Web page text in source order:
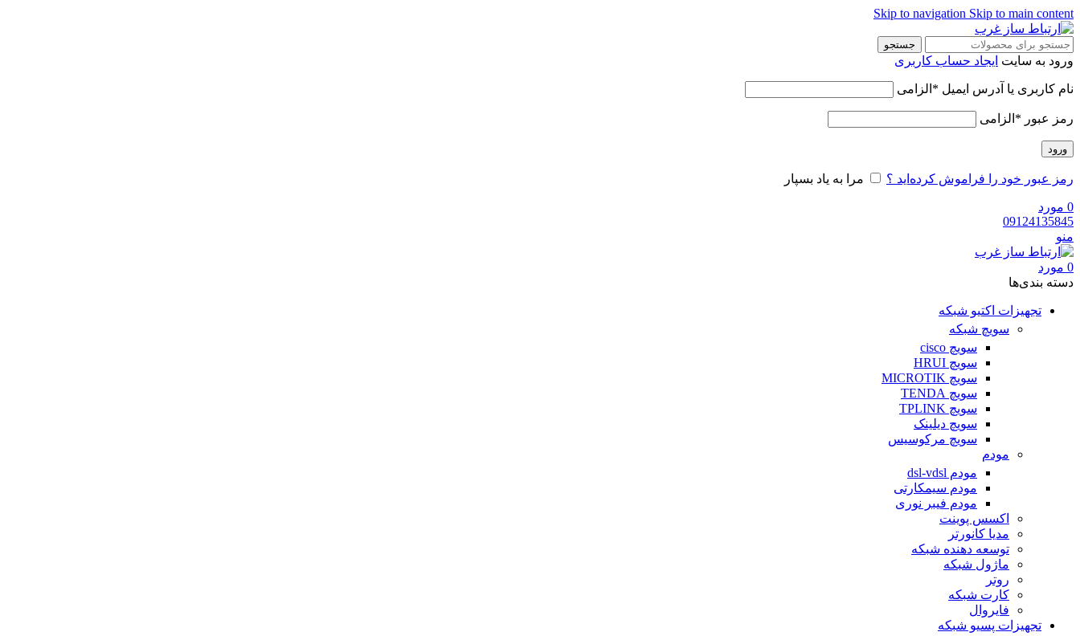
Skip to navigation Skip to main content
جستجو
ورود به سایت ایجاد حساب کاربری
نام کاربری یا آدرس ایمیل * الزامی
رمز عبور * الزامی
ورود
رمز عبور خود را فراموش کرده‌اید ؟ مرا به یاد بسپار
0 مورد
09124135845
منو
0 مورد
دسته‌ بندی‌ها
تجهیزات اکتیو شبکه
سویچ شبکه
سویچ cisco
سویچ HRUI
سویچ MICROTIK
سویچ TENDA
سویچ TPLINK
سویچ دیلینک
سویچ مرکوسیس
مودم
مودم dsl-vdsl
مودم سیمکارتی
مودم فیبر نوری
اکسس پوینت
مدیا کانورتر
توسعه دهنده شبکه
ماژول شبکه
روتر
کارت شبکه
فایروال
تجهیزات پسیو شبکه